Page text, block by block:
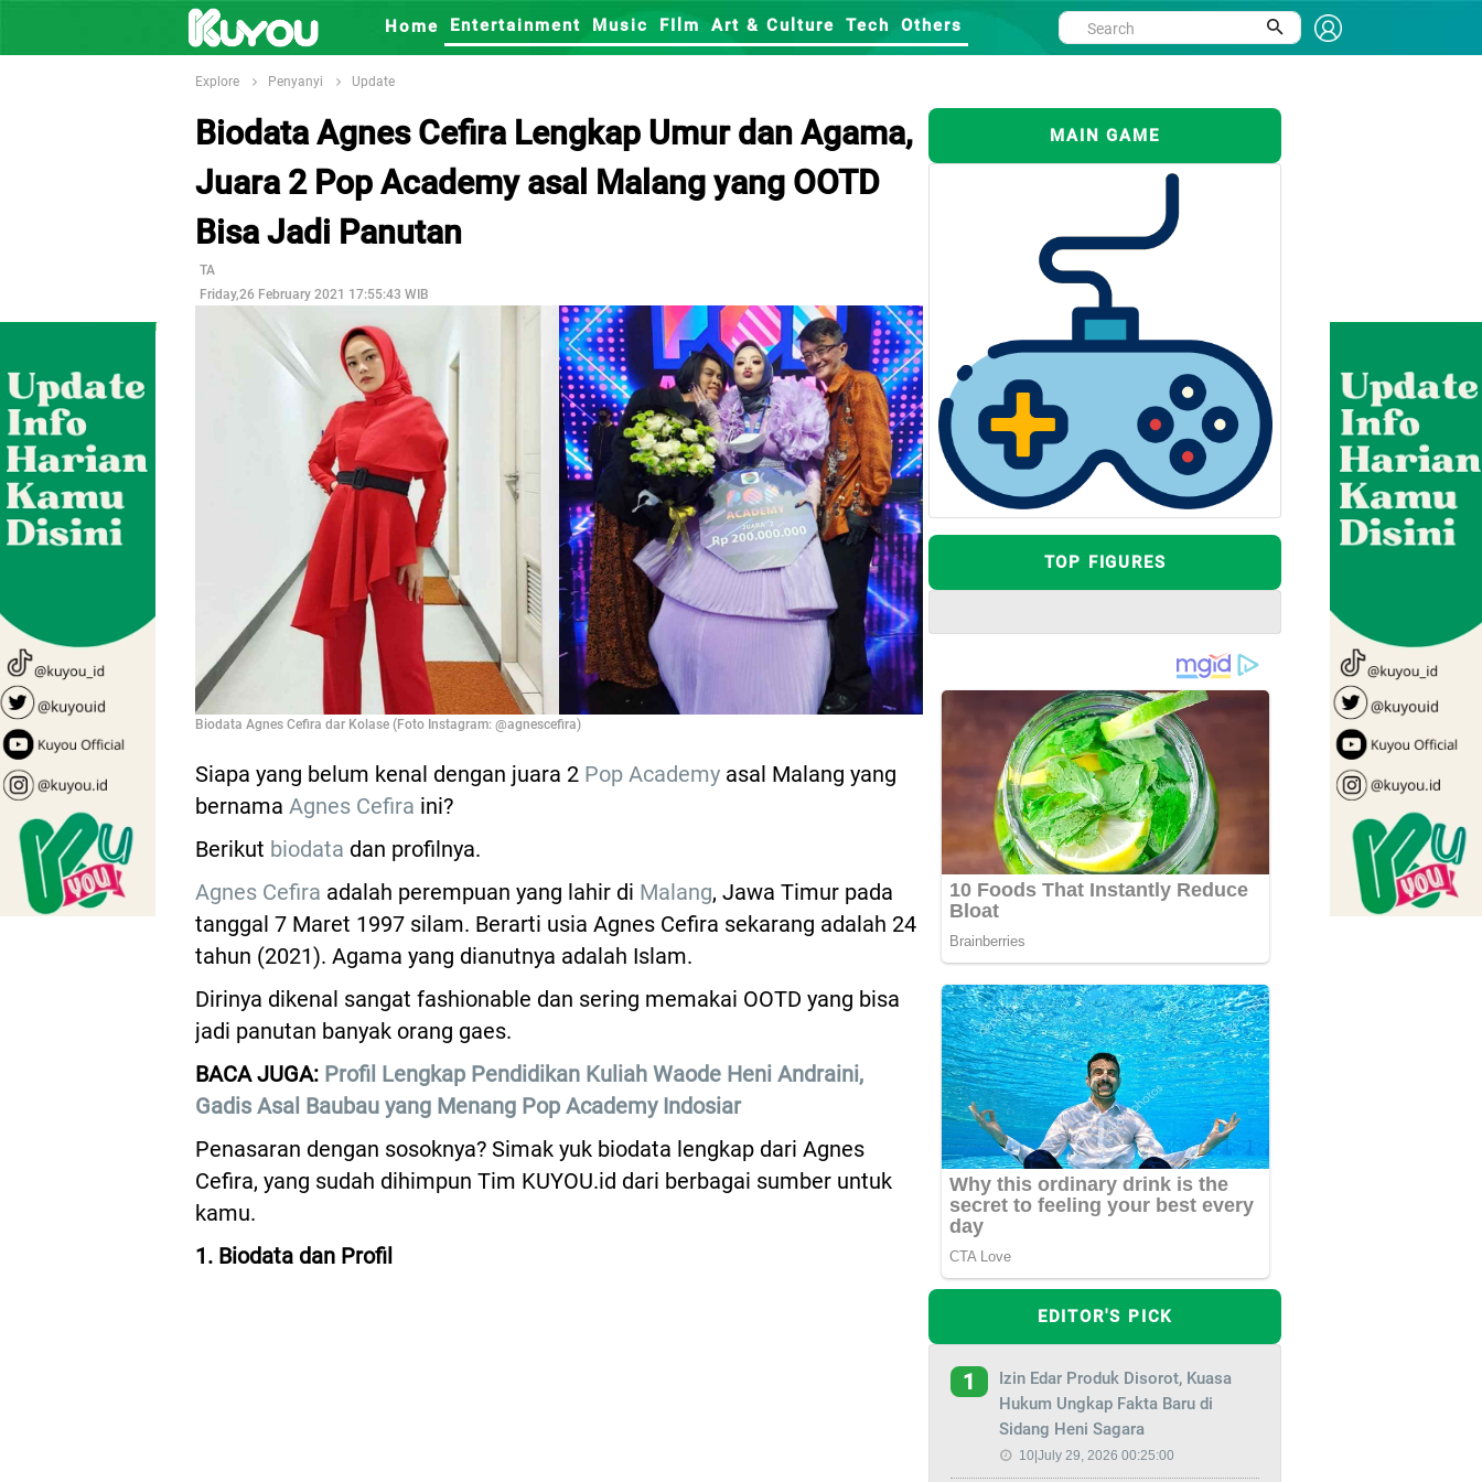
Home Entertainment Music FIlm Art & Culture Tech Others
Explore Penyanyi Update
Biodata Agnes Cefira Lengkap Umur dan Agama,
Juara 2 Pop Academy asal Malang yang OOTD
Bisa Jadi Panutan
TA
Friday,26 February 2021 17:55:43 WIB
Biodata Agnes Cefira dar Kolase (Foto Instagram: @agnescefira)
Siapa yang belum kenal dengan juara 2 Pop Academy asal Malang yang
bernama Agnes Cefira ini?
Berikut biodata dan profilnya.
Agnes Cefira adalah perempuan yang lahir di Malang, Jawa Timur pada
tanggal 7 Maret 1997 silam. Berarti usia Agnes Cefira sekarang adalah 24
tahun (2021). Agama yang dianutnya adalah Islam.
Dirinya dikenal sangat fashionable dan sering memakai OOTD yang bisa
jadi panutan banyak orang gaes.
BACA JUGA: Profil Lengkap Pendidikan Kuliah Waode Heni Andraini,
Gadis Asal Baubau yang Menang Pop Academy Indosiar
Penasaran dengan sosoknya? Simak yuk biodata lengkap dari Agnes
Cefira, yang sudah dihimpun Tim KUYOU.id dari berbagai sumber untuk
kamu.
1. Biodata dan Profil
MAIN GAME
TOP FIGURES
EDITOR'S PICK
1
Izin Edar Produk Disorot, Kuasa
Hukum Ungkap Fakta Baru di
Sidang Heni Sagara
10|July 29, 2026 00:25:00